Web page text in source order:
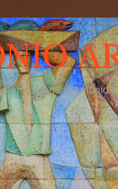
Aragão (António